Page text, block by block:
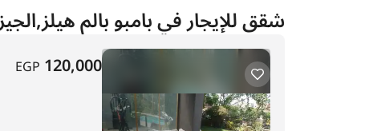
شقق للإيجار في بامبو بالم
120,000
EGP